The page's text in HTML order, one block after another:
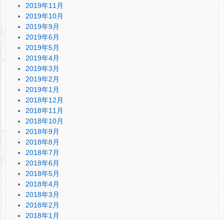
2019年11月
2019年10月
2019年9月
2019年6月
2019年5月
2019年4月
2019年3月
2019年2月
2019年1月
2018年12月
2018年11月
2018年10月
2018年9月
2018年8月
2018年7月
2018年6月
2018年5月
2018年4月
2018年3月
2018年2月
2018年1月